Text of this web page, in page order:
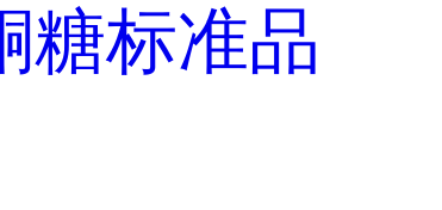
糖标准品